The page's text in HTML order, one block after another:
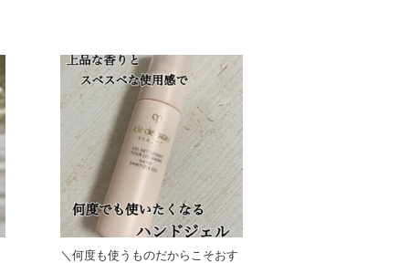
＼何度も使うものだからこそおす